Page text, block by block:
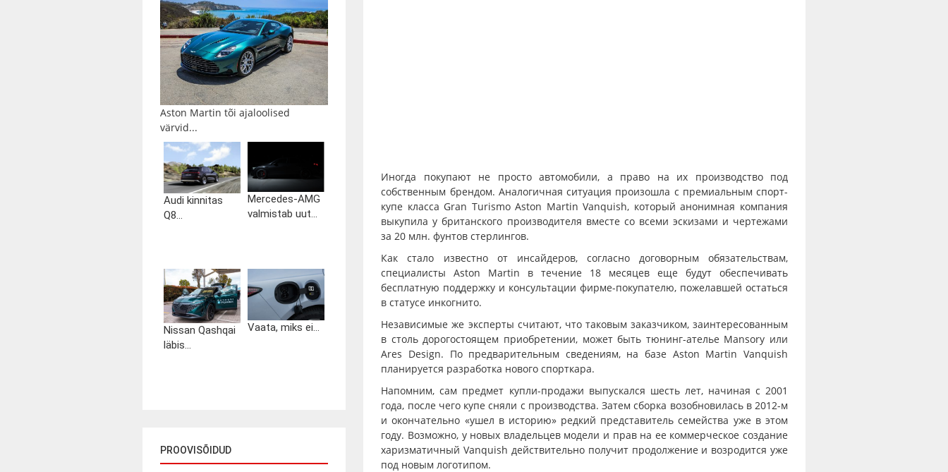
Aston Martin tõi ajaloolised
värvid...
Audi kinnitas
Q8...
Mercedes-AMG
valmistab uut...
Nissan Qashqai
läbis...
Vaata, miks ei...
PROOVISÕIDUD
Иногда покупают не просто автомобили, а право на их производство под
собственным брендом. Аналогичная ситуация произошла с премиальным спорт-
купе класса Gran Turismo Aston Martin Vanquish, который анонимная компания
выкупила у британского производителя вместе со всеми эскизами и чертежами
за 20 млн. фунтов стерлингов.
Как стало известно от инсайдеров, согласно договорным обязательствам,
специалисты Aston Martin в течение 18 месяцев еще будут обеспечивать
бесплатную поддержку и консультации фирме-покупателю, пожелавшей остаться
в статусе инкогнито.
Независимые же эксперты считают, что таковым заказчиком, заинтересованным
в столь дорогостоящем приобретении, может быть тюнинг-ателье Mansory или
Ares Design. По предварительным сведениям, на базе Aston Martin Vanquish
планируется разработка нового спорткара.
Напомним, сам предмет купли-продажи выпускался шесть лет, начиная с 2001
года, после чего купе сняли с производства. Затем сборка возобновилась в 2012-м
и окончательно «ушел в историю» редкий представитель семейства уже в этом
году. Возможно, у новых владельцев модели и прав на ее коммерческое создание
харизматичный Vanquish действительно получит продолжение и возродится уже
под новым логотипом.